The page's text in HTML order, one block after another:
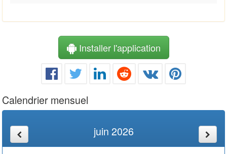
Installer l'application
Calendrier mensuel
juin 2026